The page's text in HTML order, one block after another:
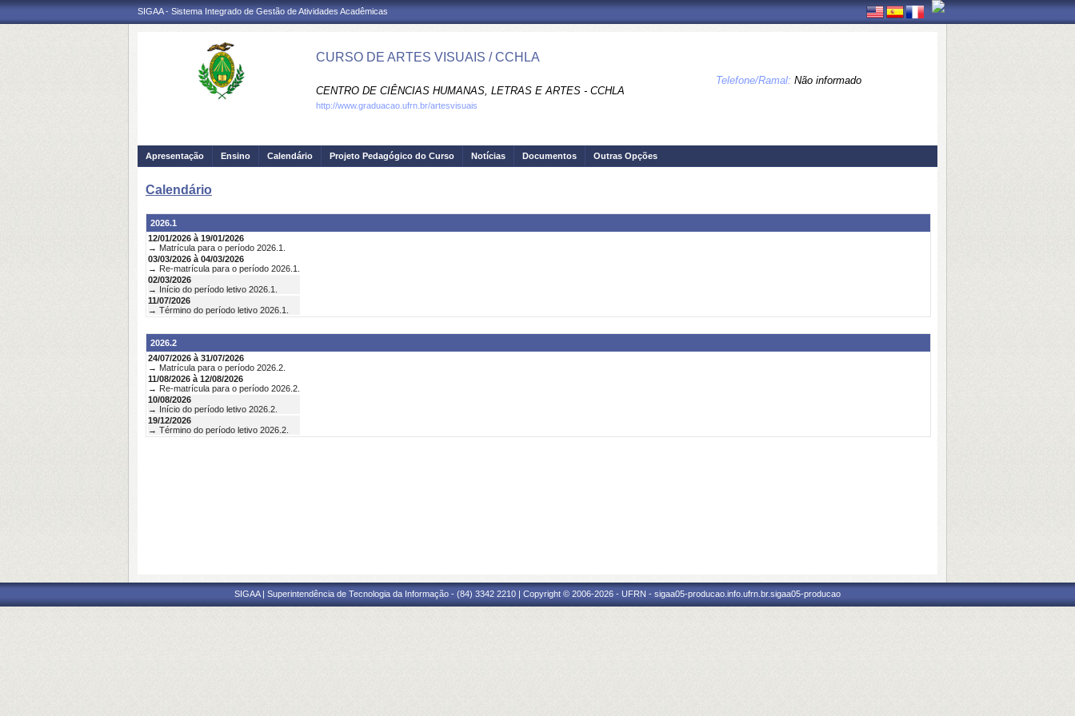
SIGAA - Sistema Integrado de Gestão de Atividades Acadêmicas
CURSO DE ARTES VISUAIS / CCHLA
CENTRO DE CIÊNCIAS HUMANAS, LETRAS E ARTES - CCHLA
Telefone/Ramal: Não informado
http://www.graduacao.ufrn.br/artesvisuais
Apresentação Ensino Calendário Projeto Pedagógico do Curso Notícias Documentos Outras Opções
Calendário
2026.1
12/01/2026 à 19/01/2026
→ Matrícula para o período 2026.1.
03/03/2026 à 04/03/2026
→ Re-matrícula para o período 2026.1.
02/03/2026
→ Início do período letivo 2026.1.
11/07/2026
→ Término do período letivo 2026.1.
2026.2
24/07/2026 à 31/07/2026
→ Matrícula para o período 2026.2.
11/08/2026 à 12/08/2026
→ Re-matrícula para o período 2026.2.
10/08/2026
→ Início do período letivo 2026.2.
19/12/2026
→ Término do período letivo 2026.2.
SIGAA | Superintendência de Tecnologia da Informação - (84) 3342 2210 | Copyright © 2006-2026 - UFRN - sigaa05-producao.info.ufrn.br.sigaa05-producao